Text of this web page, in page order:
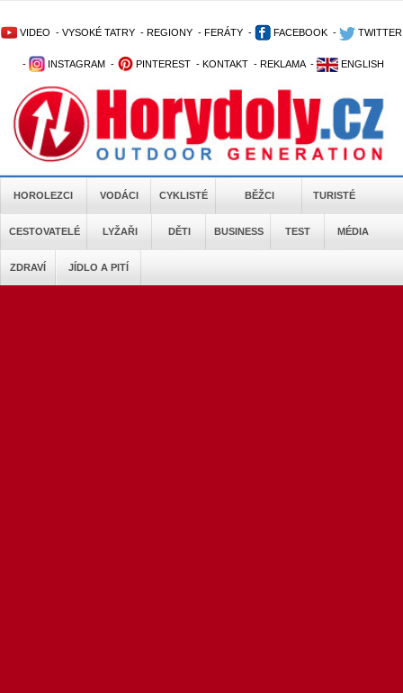
VIDEO - VYSOKÉ TATRY - REGIONY - FERÁTY - FACEBOOK - TWITTER
- INSTAGRAM - PINTEREST - KONTAKT - REKLAMA - ENGLISH
HOROLEZCI VODÁCI CYKLISTÉ BĚŽCI TURISTÉ
CESTOVATELÉ LYŽAŘI DĚTI BUSINESS TEST MÉDIA
ZDRAVÍ JÍDLO A PITÍ